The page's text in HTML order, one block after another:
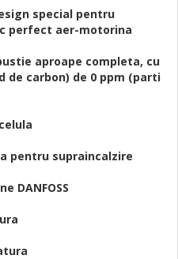
special pentru
perfect aer-motorina
aproape completa, cu
de carbon) de 0 ppm (parti
pentru supraincalzire
DANFOSS